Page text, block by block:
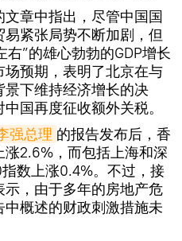
文章中指出，尽管中国国
紧张局势不断加剧，但
”的雄心勃勃的GDP增长
预期，表明了北京在与
下维持经济增长的决
国再度征收额外关税。
强总理 的报告发布后，香
2.6%，而包括上海和深
数上涨0.4%。不过，接
，由于多年的房地产危
概述的财政刺激措施未